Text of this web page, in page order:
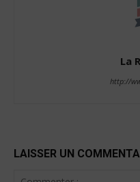
La
http://
LAISSER UN